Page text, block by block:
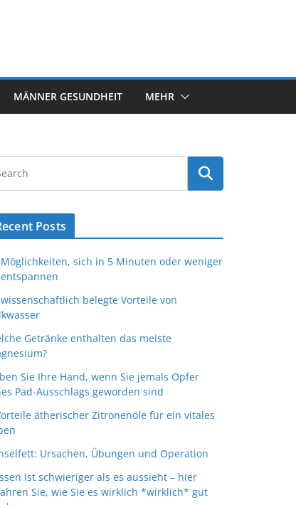
MÄNNER GESUNDHEIT MEHR
Posts
sich in 5 Minuten oder weniger
belegte Vorteile von
Getränke enthalten das meiste
Sie Ihre Hand, wenn Sie jemals Opfer
Pad-Ausschlags geworden sind
ätherischer Zitronenöle für ein vitales
Ursachen, Übungen und Operation
ist schwieriger als es aussieht – hier
Sie, wie Sie es wirklich *wirklich* gut